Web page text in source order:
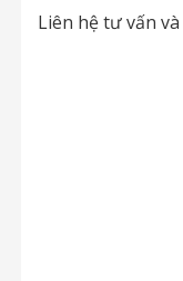
Liên hệ tư vấn